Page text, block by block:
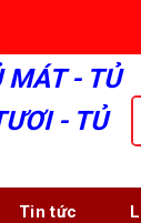
MÁT - TỦ
- TỦ
Tin tức